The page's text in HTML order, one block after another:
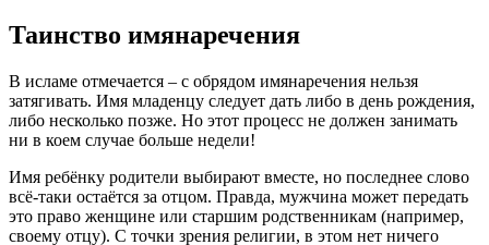
Таинство имянаречения
В исламе отмечается – с обрядом имянаречения нельзя
затягивать. Имя младенцу следует дать либо в день рождения,
либо несколько позже. Но этот процесс не должен занимать
ни в коем случае больше недели!
Имя ребёнку родители выбирают вместе, но последнее слово
всё-таки остаётся за отцом. Правда, мужчина может передать
это право женщине или старшим родственникам (например,
своему отцу). С точки зрения религии, в этом нет ничего